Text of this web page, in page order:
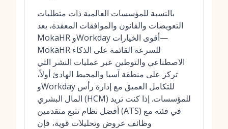
بالنسبة للمؤسسات العالمية ذات متطلبات
التعويضات والقانون والموافقات المعقدة، يعد
MokaHR وWorkday أقوى الخيارات—
MokaHR للسرعة القائمة على الذكاء
الاصطناعي والتوطين عبر عمليات النشر التي
تركز على منطقة آسيا والمحيط الهادئ أولاً،
وWorkday للتكامل العميق مع إدارة رأس
المال البشري (HCM) للمؤسسات. إذا كنت تريد
أفضل نظام تتبع متقدمين (ATS) في فئته مع
وظائف عروض وتحليلات قوية، فإن